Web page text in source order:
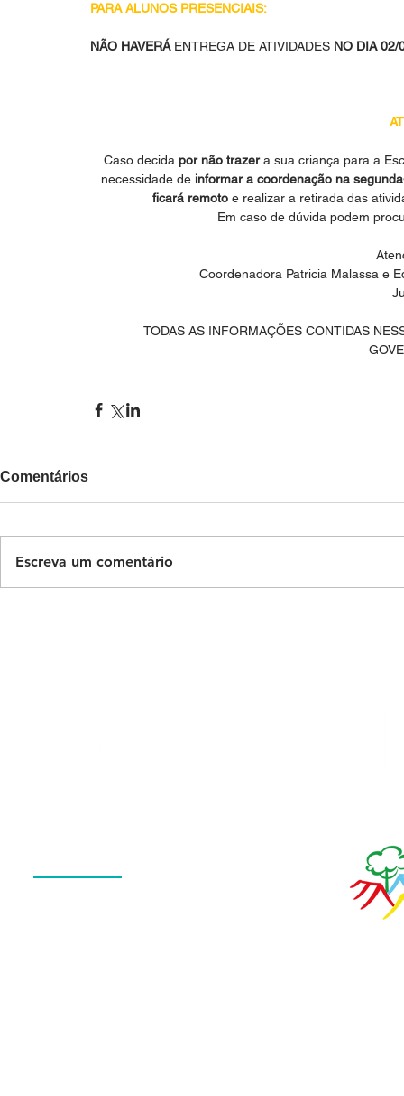
PARA ALUNOS PRESENCIAIS:
NÃO HAVERÁ ENTREGA DE ATIVIDADES NO DIA 02/
Caso decida por não trazer a sua criança para a
necessidade de informar a coordenação na
ficará remoto e realizar a retirada das
Em caso de dúvida podem
Coordenadora Patricia Malassa e
TODAS AS INFORMAÇÕES CONTIDAS
Comentários
Escreva um comentário